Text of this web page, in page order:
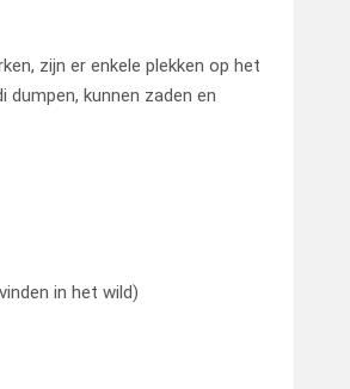
zijn er enkele plekken op het
kunnen zaden en
in het wild)